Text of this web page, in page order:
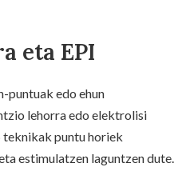
eta EPI
puntuak edo ehun
lehorra edo elektrolisi
teknikak puntu horiek
estimulatzen laguntzen dute.